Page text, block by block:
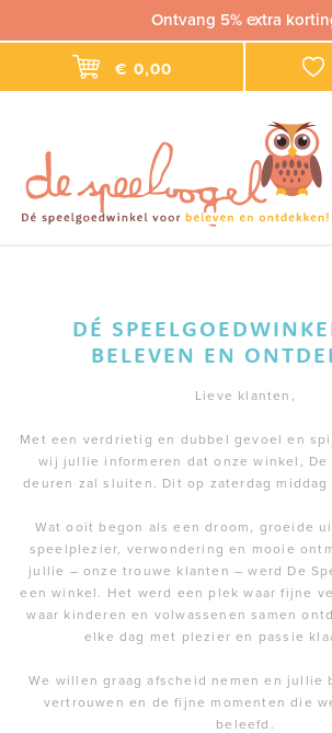
Ontvang 5% extra
€ 0,00
DÉ
BELEVEN EN
Lieve klanten,
Met een verdrietig en dubbel gevoel en
wij jullie informeren dat onze winkel, De
deuren zal sluiten. Dit op zaterdag middag
Wat ooit begon als een droom, groeide
speelplezier, verwondering en mooie
jullie – onze trouwe klanten – werd De
een winkel. Het werd een plek waar fijne
waar kinderen en volwassenen samen
elke dag met plezier en passie
We willen graag afscheid nemen en jullie
vertrouwen en de fijne momenten die
beleefd.